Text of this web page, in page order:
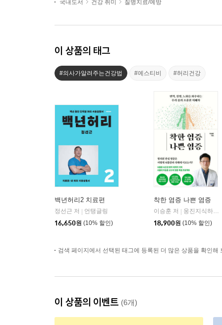
국내도서
건강 취미 질병치료/예방
이 상품의 태그
#의사가알려주는건강법 #예스티비 #허리건강
백년허리2 치료편
정선근 저
언탱글링
16,650원 (10% 할인)
착한 염증 나쁜 염증
이승훈 저
웅진지식하우스
18,900원 (10% 할인)
검색 페이지에서 선택된 태그에 등록된 더 많은 상품을 확인해
이 상품의 이벤트 (6개)